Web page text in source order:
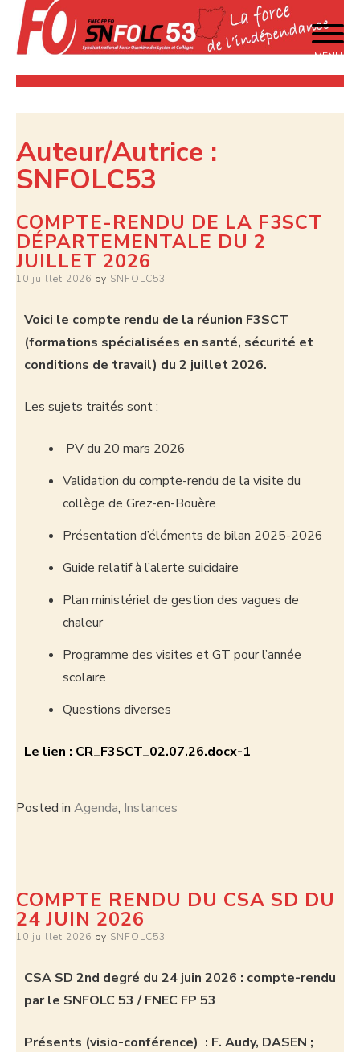
SNFOLC 53
La force de l'indépendance
MENU
Auteur/autrice :
SNFOLC53
COMPTE-RENDU DE LA F3SCT
DÉPARTEMENTALE DU 2
JUILLET 2026
10 juillet 2026 by SNFOLC53
Voici le compte rendu de la réunion F3SCT
(formations spécialisées en santé, sécurité et
conditions de travail) du 2 juillet 2026.
Les sujets traités sont :
PV du 20 mars 2026
Validation du compte-rendu de la visite du
collège de Grez-en-Bouère
Présentation d’éléments de bilan 2025-2026
Guide relatif à l’alerte suicidaire
Plan ministériel de gestion des vagues de
chaleur
Programme des visites et GT pour l’année
scolaire
Questions diverses
Le lien : CR_F3SCT_02.07.26.docx-1
Posted in Agenda, Instances
COMPTE RENDU DU CSA SD DU
24 JUIN 2026
10 juillet 2026 by SNFOLC53
CSA SD 2nd degré du 24 juin 2026 : compte-rendu
par le SNFOLC 53 / FNEC FP 53
Présents (visio-conférence) : F. Audy, DASEN ;